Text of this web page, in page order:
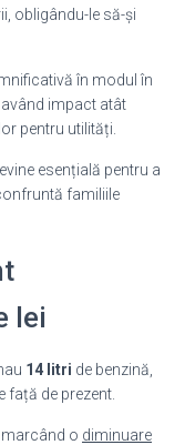
obligându-le să-și
în modul în
impact atât
pentru utilități.
esențială pentru a
familiile
lei
14 litri de benzină,
față de prezent.
, marcând o diminuare